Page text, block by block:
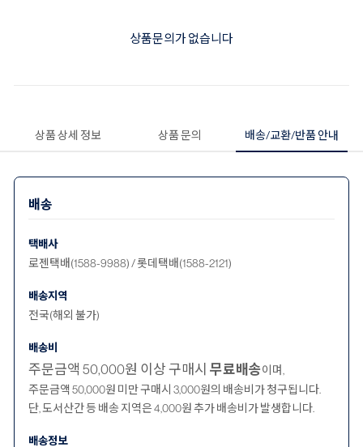
상품문의가 없습니다
상품 상세 정보 상품 문의 배송/교환/반품 안내
배송
택배사
로젠택배(1588-9988) / 롯데택배(1588-2121)
배송지역
전국(해외 불가)
배송비
주문금액 50,000원 이상 구매시 무료배송이며,
주문금액 50,000원 미만 구매시 3,000원의 배송비가 청구됩니다.
단, 도서산간 등 배송 지역은 4,000원 추가 배송비가 발생합니다.
배송정보